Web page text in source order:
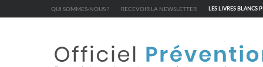
QUI SOMMES-NOUS ? RECEVOIR LA NEWSLETTER LES LIVRES BLANCS
Cookies management panel